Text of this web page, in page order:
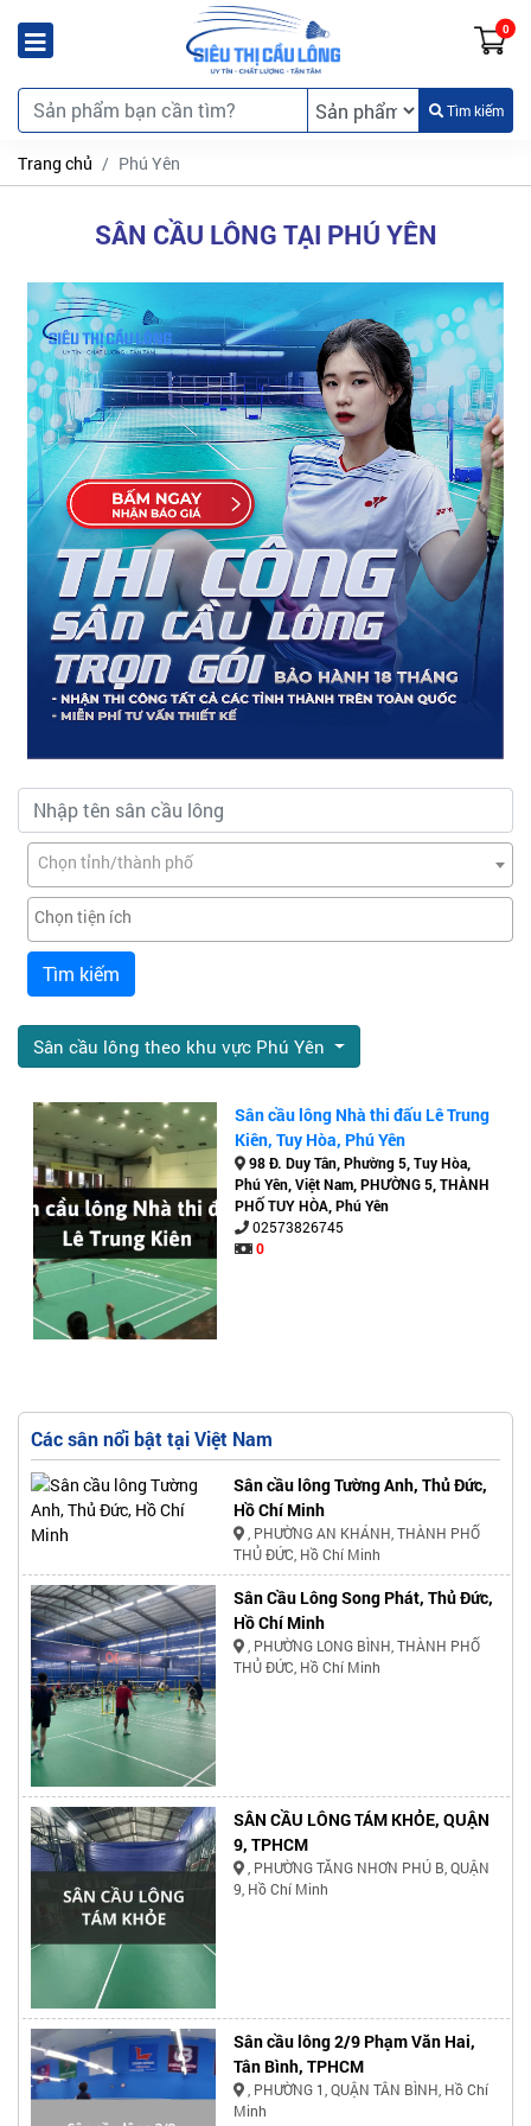
0
Tìm kiếm
Trang chủ Phú Yên
SÂN CẦU LÔNG TẠI PHÚ YÊN
Chọn tỉnh/thành phố
Tìm kiếm
Sân cầu lông theo khu vực Phú Yên
Sân cầu lông Nhà thi đấu Lê Trung
Kiên, Tuy Hòa, Phú Yên
98 Đ. Duy Tân, Phường 5, Tuy Hòa,
Phú Yên, Việt Nam, PHƯỜNG 5, THÀNH
PHỐ TUY HÒA, Phú Yên
02573826745
0
Các sân nổi bật tại Việt Nam
Sân cầu lông Tường Anh, Thủ Đức,
Hồ Chí Minh
, PHƯỜNG AN KHÁNH, THÀNH PHỐ
THỦ ĐỨC, Hồ Chí Minh
Sân Cầu Lông Song Phát, Thủ Đức,
Hồ Chí Minh
, PHƯỜNG LONG BÌNH, THÀNH PHỐ
THỦ ĐỨC, Hồ Chí Minh
SÂN CẦU LÔNG TÁM KHỎE, QUẬN
9, TPHCM
, PHƯỜNG TĂNG NHƠN PHÚ B, QUẬN
9, Hồ Chí Minh
Sân cầu lông 2/9 Phạm Văn Hai,
Tân Bình, TPHCM
, PHƯỜNG 1, QUẬN TÂN BÌNH, Hồ Chí
Minh